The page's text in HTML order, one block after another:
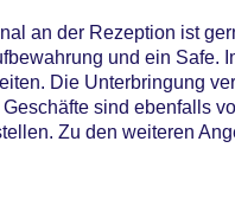
an der Rezeption ist
und ein Safe.
Die Unterbringung
sind ebenfalls
Zu den weiteren